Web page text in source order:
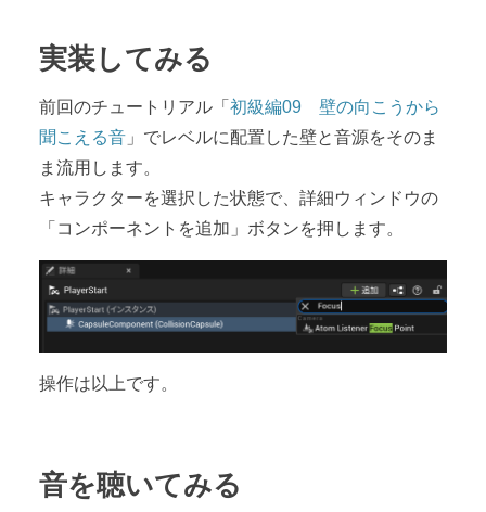
実装してみる
前回のチュートリアル「 初級編09 壁の向こうから
聞こえる音 」でレベルに配置した壁と音源をそのま
ま流用します。
キャラクターを選択した状態で、詳細ウィンドウの
「コンポーネントを追加」ボタンを押します。
操作は以上です。
音を聴いてみる